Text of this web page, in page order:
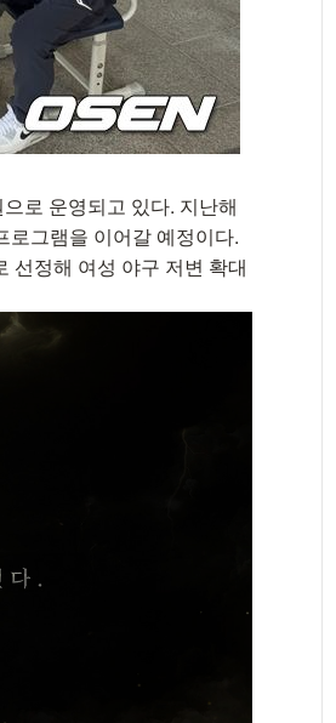
로 운영되고 있다. 지난해
로그램을 이어갈 예정이다.
선정해 여성 야구 저변 확대